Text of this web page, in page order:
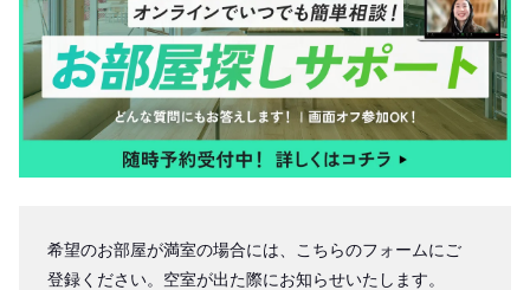
希望のお部屋が満室の場合には、こちらのフォームにご
登録ください。空室が出た際にお知らせいたします。